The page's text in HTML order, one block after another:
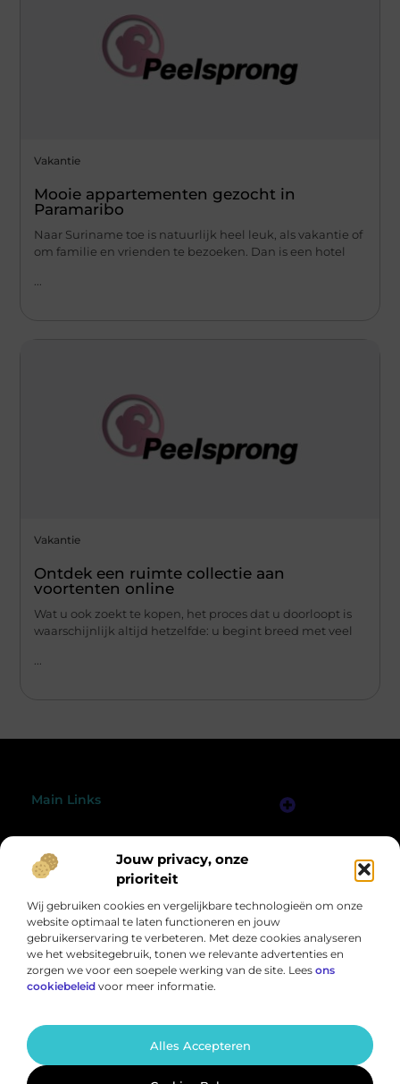
Jouw privacy, onze
prioriteit
Wij gebruiken cookies en vergelijkbare technologieën om onze
website optimaal te laten functioneren en jouw
gebruikerservaring te verbeteren. Met deze cookies analyseren
we het websitegebruik, tonen we relevante advertenties en
zorgen we voor een soepele werking van de site. Lees ons
cookiebeleid voor meer informatie.
Alles Accepteren
Vakantie
Mooie appartementen gezocht in
Paramaribo
Naar Suriname toe is natuurlijk heel leuk, als vakantie of
om familie en vrienden te bezoeken. Dan is een hotel
Vakantie
Ontdek een ruimte collectie aan
voortenten online
Wat u ook zoekt te kopen, het proces dat u doorloopt is
waarschijnlijk altijd hetzelfde: u begint breed met veel
...
Main Links
@2025 All Right Reserved.
Design by
www.peelsprong.nl.